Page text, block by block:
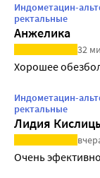
Индометацин-
ректальные
Анжелика
32
Хорошее
Индометацин-
ректальные
Лидия
Очень